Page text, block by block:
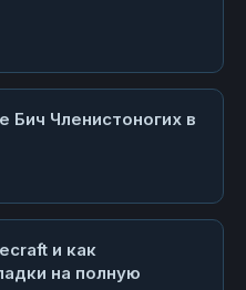
Бич Членистоногих в
и как
на полную